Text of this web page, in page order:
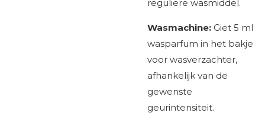
reguliere wasmiddel.
Wasmachine: Giet 5 ml
wasparfum in het bakje
voor wasverzachter,
afhankelijk van de
gewenste
geurintensiteit.